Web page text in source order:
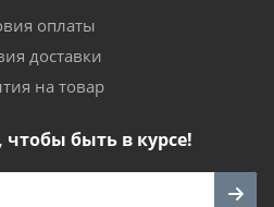
оплаты
доставки
на товар
быть в курсе!